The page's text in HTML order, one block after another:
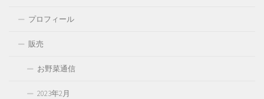
プロフィール
販売
お野菜通信
2023年2月